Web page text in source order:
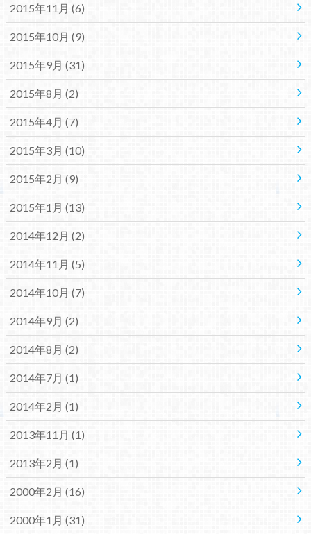
2015年11月 (6)
2015年10月 (9)
2015年9月 (31)
2015年8月 (2)
2015年4月 (7)
2015年3月 (10)
2015年2月 (9)
2015年1月 (13)
2014年12月 (2)
2014年11月 (5)
2014年10月 (7)
2014年9月 (2)
2014年8月 (2)
2014年7月 (1)
2014年2月 (1)
2013年11月 (1)
2013年2月 (1)
2000年2月 (16)
2000年1月 (31)